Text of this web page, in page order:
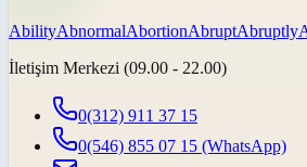
AbilityAbnormalAbortionAbruptAbruptly
İletişim Merkezi (09.00 - 22.00)
0(312) 911 37 15
0(546) 855 07 15 (WhatsApp)